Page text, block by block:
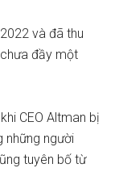
và đã thu
đầy một
CEO Altman bị
những người
tuyên bố từ